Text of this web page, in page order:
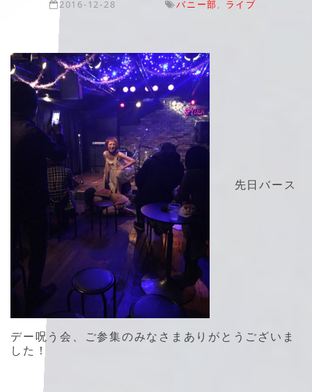
2016-12-28 バニー部, ライブ
先日バース
デー呪う会、ご参集のみなさまありがとうございま
した！